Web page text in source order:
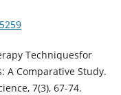
Techniquesfor
A Comparative Study.
7(3), 67-74.